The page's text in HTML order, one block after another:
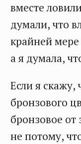
вместе
думали, что
крайней
а я думала,
Если я скажу,
бронзового
бронзовое от
не потому,